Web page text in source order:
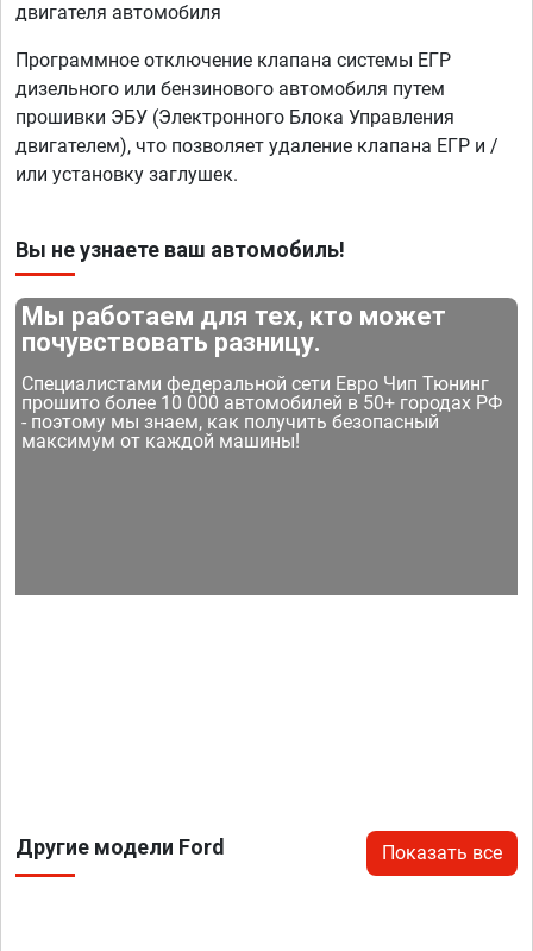
двигателя автомобиля
Программное отключение клапана системы ЕГР
дизельного или бензинового автомобиля путем
прошивки ЭБУ (Электронного Блока Управления
двигателем), что позволяет удаление клапана ЕГР и /
или установку заглушек.
Вы не узнаете ваш автомобиль!
Мы работаем для тех, кто может
почувствовать разницу.
Специалистами федеральной сети Евро Чип Тюнинг
прошито более 10 000 автомобилей в 50+ городах РФ
- поэтому мы знаем, как получить безопасный
максимум от каждой машины!
Другие модели Ford Показать все